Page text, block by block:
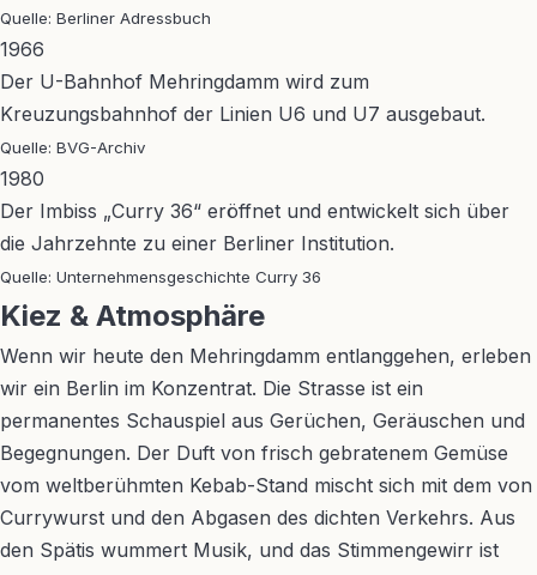
Quelle: Berliner Adressbuch
1966
Der U-Bahnhof Mehringdamm wird zum
Kreuzungsbahnhof der Linien U6 und U7 ausgebaut.
Quelle: BVG-Archiv
1980
Der Imbiss „Curry 36“ eröffnet und entwickelt sich über
die Jahrzehnte zu einer Berliner Institution.
Quelle: Unternehmensgeschichte Curry 36
Kiez & Atmosphäre
Wenn wir heute den Mehringdamm entlanggehen, erleben
wir ein Berlin im Konzentrat. Die Strasse ist ein
permanentes Schauspiel aus Gerüchen, Geräuschen und
Begegnungen. Der Duft von frisch gebratenem Gemüse
vom weltberühmten Kebab-Stand mischt sich mit dem von
Currywurst und den Abgasen des dichten Verkehrs. Aus
den Spätis wummert Musik, und das Stimmengewirr ist